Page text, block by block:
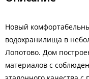
Новый
водохранилища в
Лопотово. Дом
материалов с